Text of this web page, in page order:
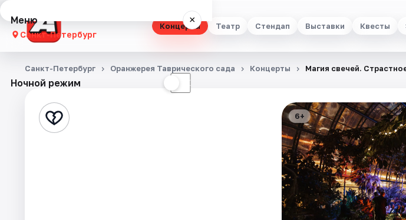
Концерты Театр Стендап Выставки Квесты
Меню ×
Санкт-Петербург
Концерты
Стендап
Ночной режим ☾
Санкт-Петербург Оранжерея Таврического сада Концерты Магия свечей.
6+